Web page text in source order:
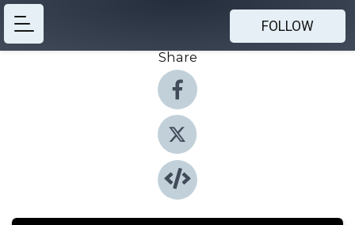
FOLLOW
Share